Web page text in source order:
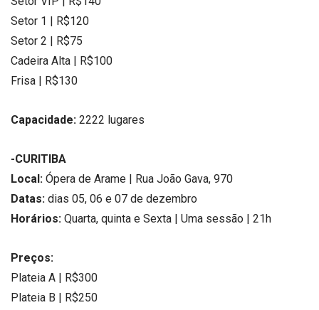
Setor 1 | R$120
Setor 2 | R$75
Cadeira Alta | R$100
Frisa | R$130
Capacidade: 2222 lugares
-CURITIBA
Local: Ópera de Arame | Rua João Gava, 970
Datas: dias 05, 06 e 07 de dezembro
Horários: Quarta, quinta e Sexta | Uma sessão | 21h
Preços:
Plateia A | R$300
Plateia B | R$250